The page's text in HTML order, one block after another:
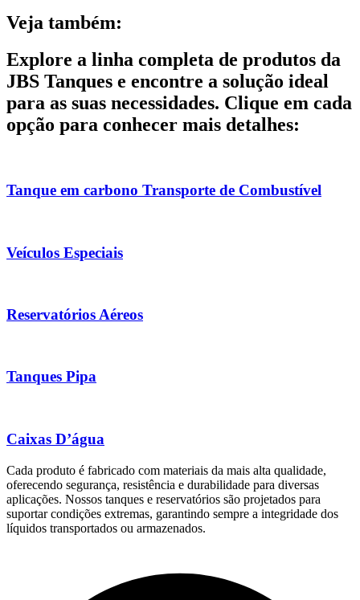
Veja também:
Explore a linha completa de produtos da
JBS Tanques e encontre a solução ideal
para as suas necessidades. Clique em cada
opção para conhecer mais detalhes:
Tanque em carbono Transporte de Combustível
Veículos Especiais
Reservatórios Aéreos
Tanques Pipa
Caixas D’água
Cada produto é fabricado com materiais da mais alta qualidade,
oferecendo segurança, resistência e durabilidade para diversas
aplicações. Nossos tanques e reservatórios são projetados para
suportar condições extremas, garantindo sempre a integridade dos
líquidos transportados ou armazenados.